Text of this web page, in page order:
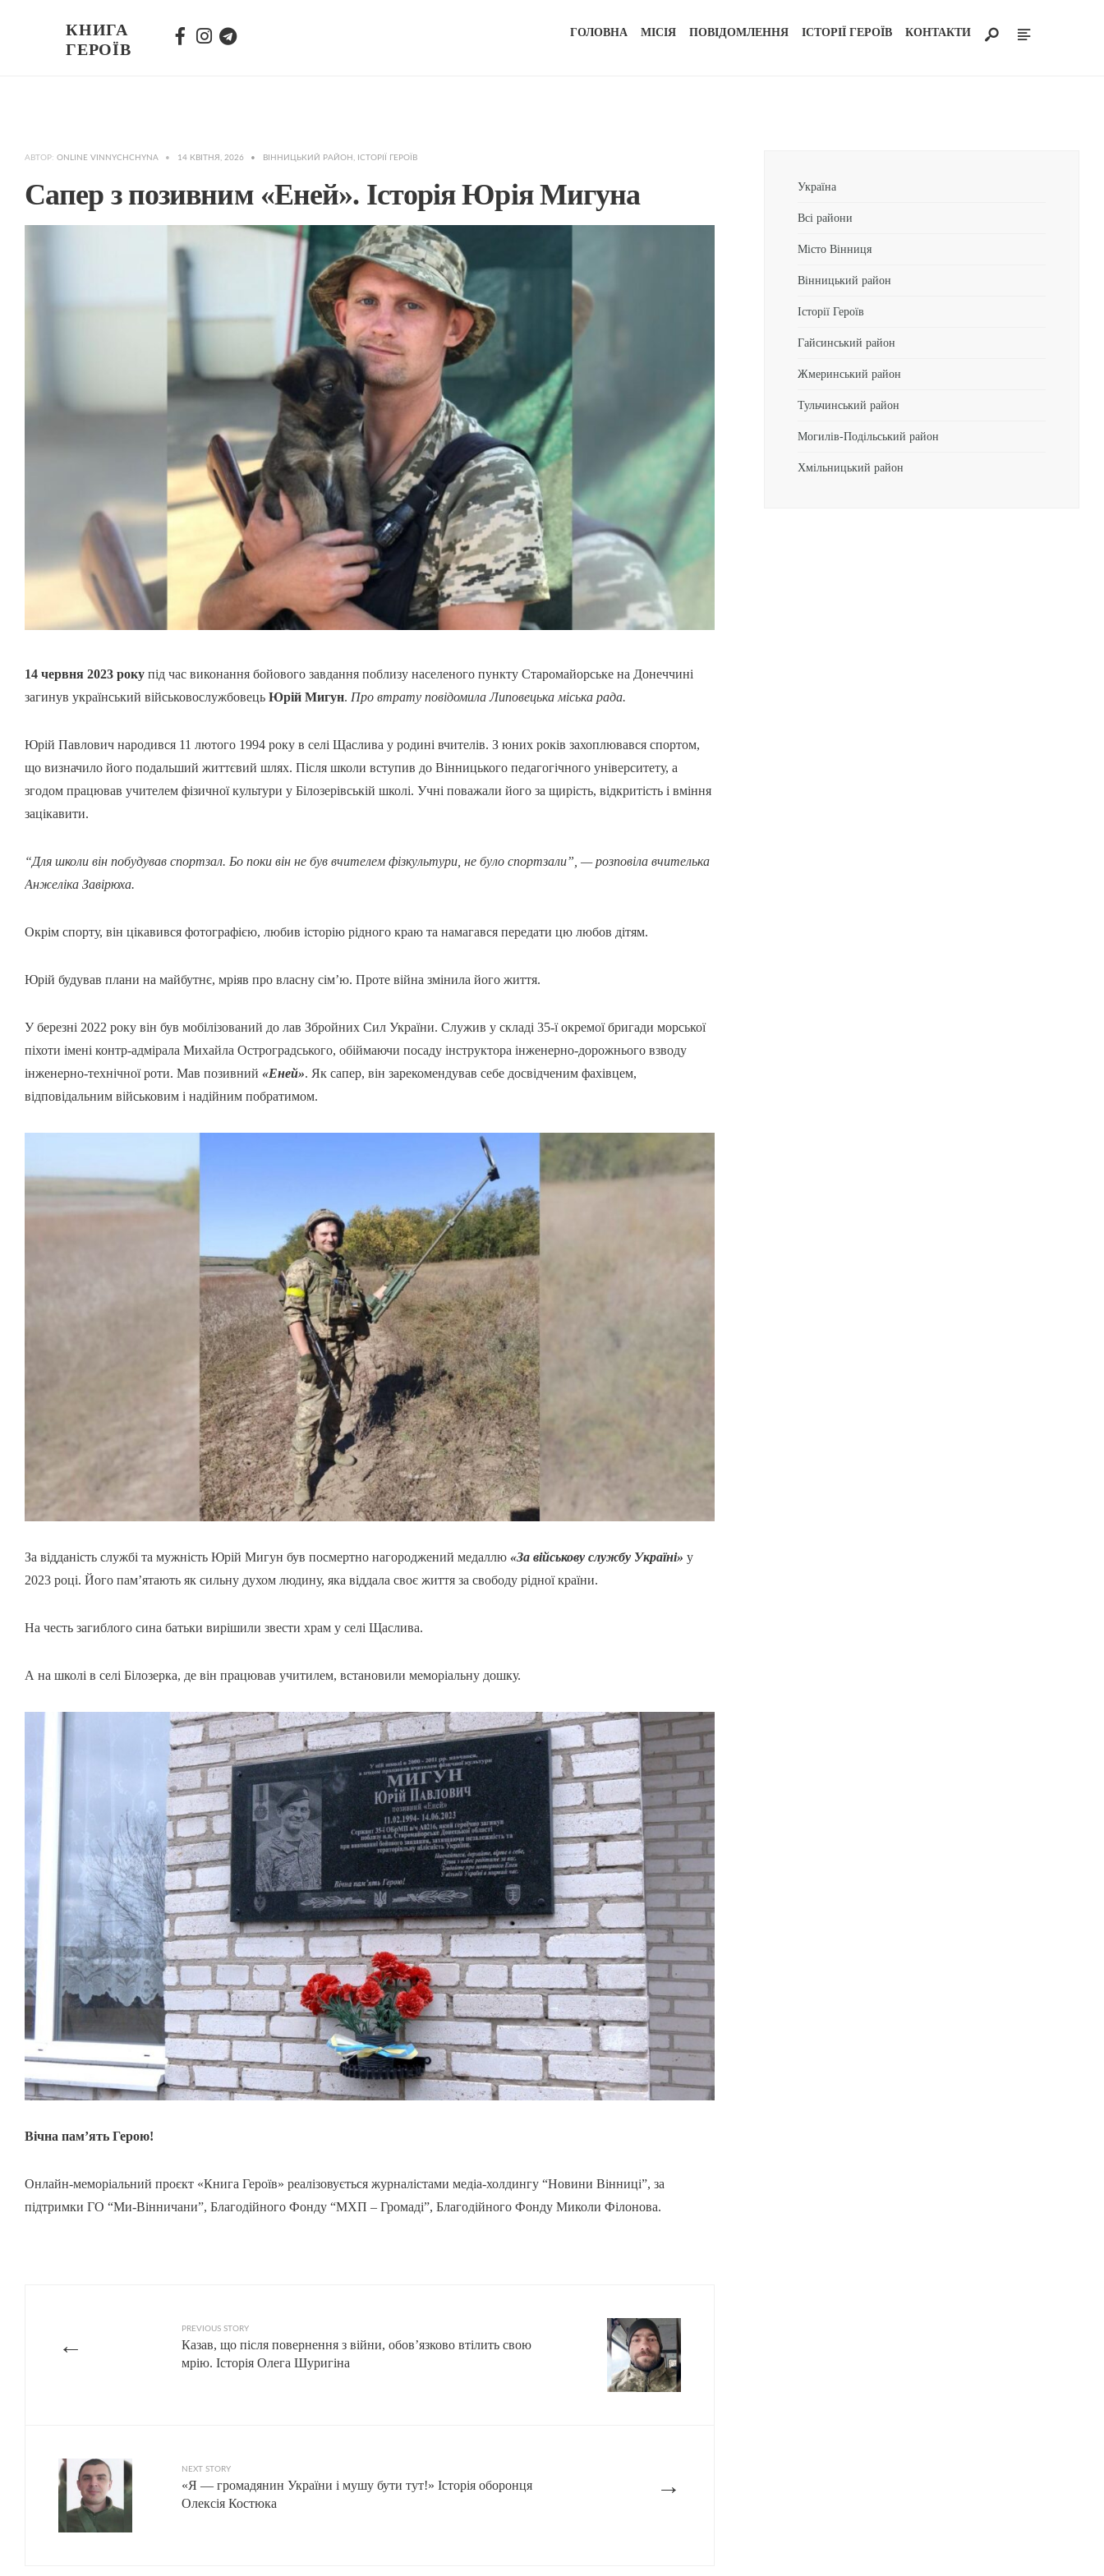
КНИГА
ГЕРОЇВ
ГОЛОВНА МІСІЯ ПОВІДОМЛЕННЯ ІСТОРІЇ ГЕРОЇВ КОНТАКТИ
АВТОР: ONLINE VINNYCHCHYNA • 14 КВІТНЯ, 2026 • ВІННИЦЬКИЙ РАЙОН , ІСТОРІЇ ГЕРОЇВ
Сапер з позивним «Еней». Історія Юрія Мигуна
14 червня 2023 року під час виконання бойового завдання поблизу населеного пункту Старомайорське на Донеччині
загинув український військовослужбовець Юрій Мигун. Про втрату повідомила Липовецька міська рада.
Юрій Павлович народився 11 лютого 1994 року в селі Щаслива у родині вчителів. З юних років захоплювався спортом,
що визначило його подальший життєвий шлях. Після школи вступив до Вінницького педагогічного університету, а
згодом працював учителем фізичної культури у Білозерівській школі. Учні поважали його за щирість, відкритість і вміння
зацікавити.
“Для школи він побудував спортзал. Бо поки він не був вчителем фізкультури, не було спортзали”, — розповіла вчителька
Анжеліка Завірюха.
Окрім спорту, він цікавився фотографією, любив історію рідного краю та намагався передати цю любов дітям.
Юрій будував плани на майбутнє, мріяв про власну сім’ю. Проте війна змінила його життя.
У березні 2022 року він був мобілізований до лав Збройних Сил України. Служив у складі 35-ї окремої бригади морської
піхоти імені контр-адмірала Михайла Остроградського, обіймаючи посаду інструктора інженерно-дорожнього взводу
інженерно-технічної роти. Мав позивний «Еней». Як сапер, він зарекомендував себе досвідченим фахівцем,
відповідальним військовим і надійним побратимом.
За відданість службі та мужність Юрій Мигун був посмертно нагороджений медаллю «За військову службу Україні» у
2023 році. Його пам’ятають як сильну духом людину, яка віддала своє життя за свободу рідної країни.
На честь загиблого сина батьки вирішили звести храм у селі Щаслива.
А на школі в селі Білозерка, де він працював учитилем, встановили меморіальну дошку.
Вічна пам’ять Герою!
Онлайн-меморіальний проєкт «Книга Героїв» реалізовується журналістами медіа-холдингу “Новини Вінниці”, за
підтримки ГО “Ми-Вінничани”, Благодійного Фонду “МХП – Громаді”, Благодійного Фонду Миколи Філонова.
←
PREVIOUS STORY
Казав, що після повернення з війни, обов’язково втілить свою
мрію. Історія Олега Шуригіна
→
NEXT STORY
«Я — громадянин України і мушу бути тут!» Історія оборонця
Олексія Костюка
Україна
Всі райони
Місто Вінниця
Вінницький район
Історії Героїв
Гайсинський район
Жмеринський район
Тульчинський район
Могилів-Подільський район
Хмільницький район